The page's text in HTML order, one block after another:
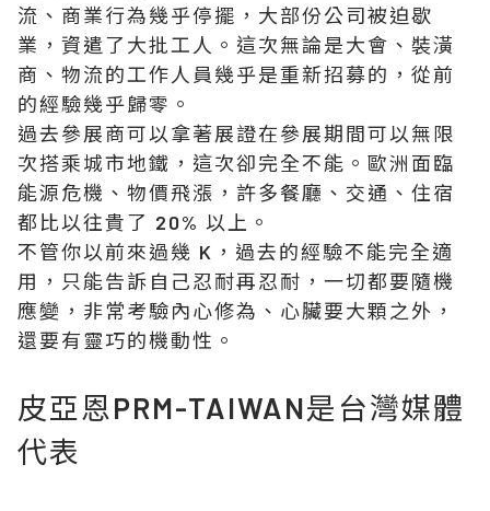
流、商業行為幾乎停擺，大部份公司被迫歇
業，資遣了大批工人。這次無論是大會、裝潢
商、物流的工作人員幾乎是重新招募的，從前
的經驗幾乎歸零。
過去參展商可以拿著展證在參展期間可以無限
次搭乘城市地鐵，這次卻完全不能。歐洲面臨
能源危機、物價飛漲，許多餐廳、交通、住宿
都比以往貴了 20% 以上。
不管你以前來過幾 K，過去的經驗不能完全適
用，只能告訴自己忍耐再忍耐，一切都要隨機
應變，非常考驗內心修為、心臟要大顆之外，
還要有靈巧的機動性。
皮亞恩PRM-TAIWAN是台灣媒體
代表